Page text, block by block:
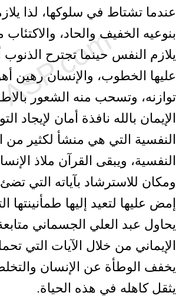
عندما تشتاط في سلوكها، لذا
بنوعيه الخفيف والحاد،
يلازم النفس حينما تجترح الذنوب
عليها الخطوب، والإنسان رهين
توازنه، وتسحب منه الشعور
الإيمان بالله نافذة أمان لإيجاد
النفسية التي هي منشأ لكثير من
النفسية، ويبقى القرآن ملاذ
ومكان للاسترشاد بآياته التي
إمض عليها لتعيد إليها طمأنينتها
يحاول عبد العلي الجسماني
الإيماني من خلال الآيات التي
يخفف الوطأة عن الإنسان
يثقل كاهله في هذه الحياة.